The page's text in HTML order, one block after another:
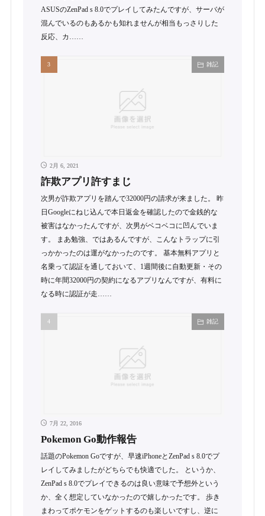
ASUSのZenPad s 8.0でプレイしてみたんですが、サーバが
混んでいるのもあるかも知れませんが相当もっさりした
反応、カ……
雑記
2月 6, 2021
詐欺アプリ許すまじ
次男が詐欺アプリを踏んで32000円の請求が来ました。 昨
日Googleにねじ込んで本日返金を確認したので金銭的な
被害はなかったんですが、次男がベコベコに凹んでいま
す。 まあ勉強、ではあるんですが、こんなトラップに引
っかかったのは運がなかったのです。 基本無料アプリと
名乗って認証を通しておいて、1週間後に自動更新・その
時に年間32000円の契約になるアプリなんですが、有料に
なる時に認証が走……
雑記
7月 22, 2016
Pokemon Go動作報告
話題のPokemon Goですが、早速iPhoneとZenPad s 8.0でプ
レイしてみましたがどちらでも快適でした。 というか、
ZenPad s 8.0でプレイできるのは良い意味で予想外という
か、全く想定していなかったので嬉しかったです。 歩き
まわってポケモンをゲットするのも楽しいですし、逆に